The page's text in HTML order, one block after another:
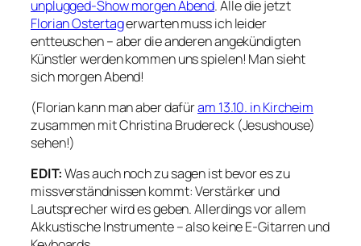
unplugged-Show morgen Abend. Alle die jetzt
Florian Ostertagerwarten muss ich leider
entteuschen – aber die anderen angekündigten
Künstler werden kommen uns spielen! Man sieht
sich morgen Abend!
(Florian kann man aber dafüram 13.10. in Kircheim
zusammen mit Christina Brudereck (Jesushouse)
sehen!)
EDIT:Was auch noch zu sagen ist bevor es zu
missverständnissen kommt: Verstärker und
Lautsprecher wird es geben. Allerdings vor allem
Akkustische Instrumente – also keine E-Gitarren und